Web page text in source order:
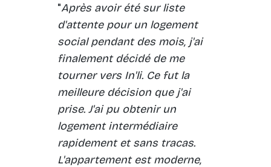
"Après avoir été sur liste
d'attente pour un logement
social pendant des mois, j'ai
finalement décidé de me
tourner vers In'li. Ce fut la
meilleure décision que j'ai
prise. J'ai pu obtenir un
logement intermédiaire
rapidement et sans tracas.
L'appartement est moderne,